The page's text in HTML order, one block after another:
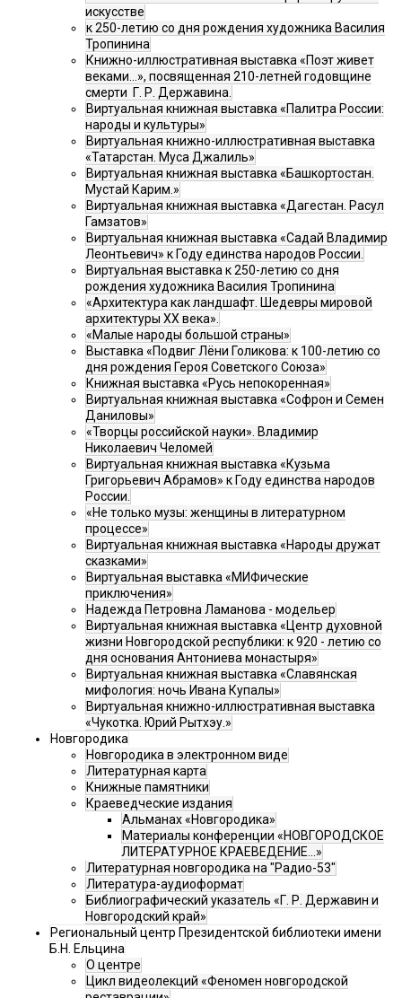
искусстве
к 250-летию со дня рождения художника Василия
Тропинина
Книжно-иллюстративная выставка «Поэт живет
веками…», посвященная 210-летней годовщине
смерти Г. Р. Державина.
Виртуальная книжная выставка «Палитра России:
народы и культуры»
Виртуальная книжно-иллюстративная выставка
«Татарстан. Муса Джалиль»
Виртуальная книжная выставка «Башкортостан.
Мустай Карим.»
Виртуальная книжная выставка «Дагестан. Расул
Гамзатов»
Виртуальная книжная выставка «Садай Владимир
Леонтьевич» к Году единства народов России.
Виртуальная выставка к 250-летию со дня
рождения художника Василия Тропинина
«Архитектура как ландшафт. Шедевры мировой
архитектуры XX века».
«Малые народы большой страны»
Выставка «Подвиг Лёни Голикова: к 100-летию со
дня рождения Героя Советского Союза»
Книжная выставка «Русь непокоренная»
Виртуальная книжная выставка «Софрон и Семен
Даниловы»
«Творцы российской науки». Владимир
Николаевич Челомей
Виртуальная книжная выставка «Кузьма
Григорьевич Абрамов» к Году единства народов
России.
«Не только музы: женщины в литературном
процессе»
Виртуальная книжная выставка «Народы дружат
сказками»
Виртуальная выставка «МИФические
приключения»
Надежда Петровна Ламанова - модельер
Виртуальная книжная выставка «Центр духовной
жизни Новгородской республики: к 920 - летию со
дня основания Антониева монастыря»
Виртуальная книжная выставка «Славянская
мифология: ночь Ивана Купалы»
Виртуальная книжно-иллюстративная выставка
«Чукотка. Юрий Рытхэу.»
Новгородика
Новгородика в электронном виде
Литературная карта
Книжные памятники
Краеведческие издания
Альманах «Новгородика»
Материалы конференции «НОВГОРОДСКОЕ
ЛИТЕРАТУРНОЕ КРАЕВЕДЕНИЕ...»
Литературная новгородика на "Радио-53"
Литература-аудиоформат
Библиографический указатель «Г. Р. Державин и
Новгородский край»
Региональный центр Президентской библиотеки имени
Б.Н. Ельцина
О центре
Цикл видеолекций «Феномен новгородской